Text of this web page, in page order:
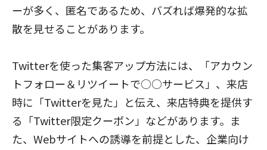
ーが多く、匿名であるため、バズれば爆発的な拡
散を見せることがあります。
Twitterを使った集客アップ方法には、「アカウン
トフォロー＆リツイートで○○サービス」、来店
時に「Twitterを見た」と伝え、来店特典を提供す
る「Twitter限定クーポン」などがあります。ま
た、Webサイトへの誘導を前提とした、企業向け